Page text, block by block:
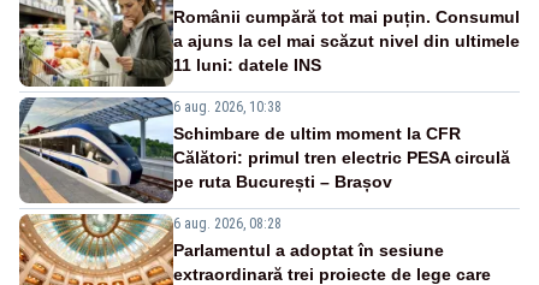
Românii cumpără tot mai puțin. Consumul
a ajuns la cel mai scăzut nivel din ultimele
11 luni: datele INS
6 aug. 2026, 10:38
Schimbare de ultim moment la CFR
Călători: primul tren electric PESA circulă
pe ruta București – Brașov
6 aug. 2026, 08:28
Parlamentul a adoptat în sesiune
extraordinară trei proiecte de lege care